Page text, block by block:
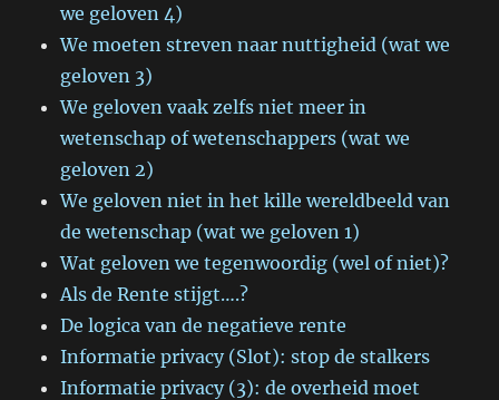
we geloven 4)
We moeten streven naar nuttigheid (wat we
geloven 3)
We geloven vaak zelfs niet meer in
wetenschap of wetenschappers (wat we
geloven 2)
We geloven niet in het kille wereldbeeld van
de wetenschap (wat we geloven 1)
Wat geloven we tegenwoordig (wel of niet)?
Als de Rente stijgt….?
De logica van de negatieve rente
Informatie privacy (Slot): stop de stalkers
Informatie privacy (3): de overheid moet